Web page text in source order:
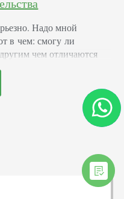
Надо мной
в чем: смогу ли
чем отличаются
рекламу в видео
статья вам
далекими
шарить не только
разбираться, что тут
Форматы